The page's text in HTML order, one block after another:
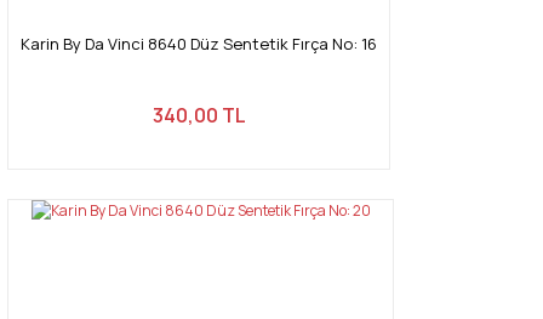
Karin By Da Vinci 8640 Düz Sentetik Fırça No: 16
340,00 TL